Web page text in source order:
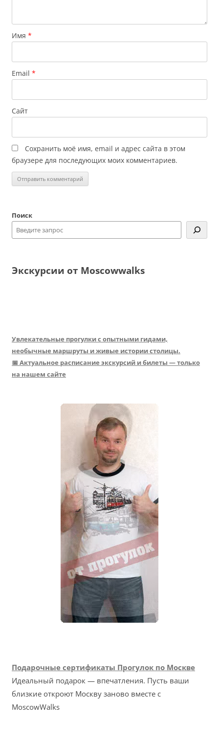
Имя *
Email *
Сайт
Сохранить моё имя, email и адрес сайта в этом
браузере для последующих моих комментариев.
Поиск
Экскурсии от Moscowwalks
Увлекательные прогулки с опытными гидами,
необычные маршруты и живые истории столицы.
📅 Актуальное расписание экскурсий и билеты — только
на нашем сайте
Подарочные сертификаты Прогулок по Москве
Идеальный подарок — впечатления. Пусть ваши
близкие откроют Москву заново вместе с
MoscowWalks